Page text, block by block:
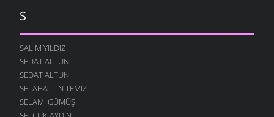
S
SALIM YILDIZ
SEDAT ALTUN
SEDAT ALTUN
SELAHATTIN TEMIZ
SELAMI GÜMÜŞ